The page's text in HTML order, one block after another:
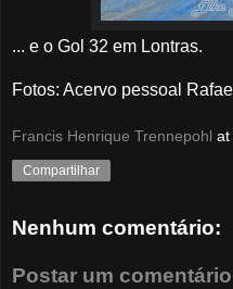
... e o Gol 32 em Lontras.
Fotos: Acervo pessoal
Francis Henrique Trennepohl at
Compartilhar
Nenhum comentário:
Postar um comentário